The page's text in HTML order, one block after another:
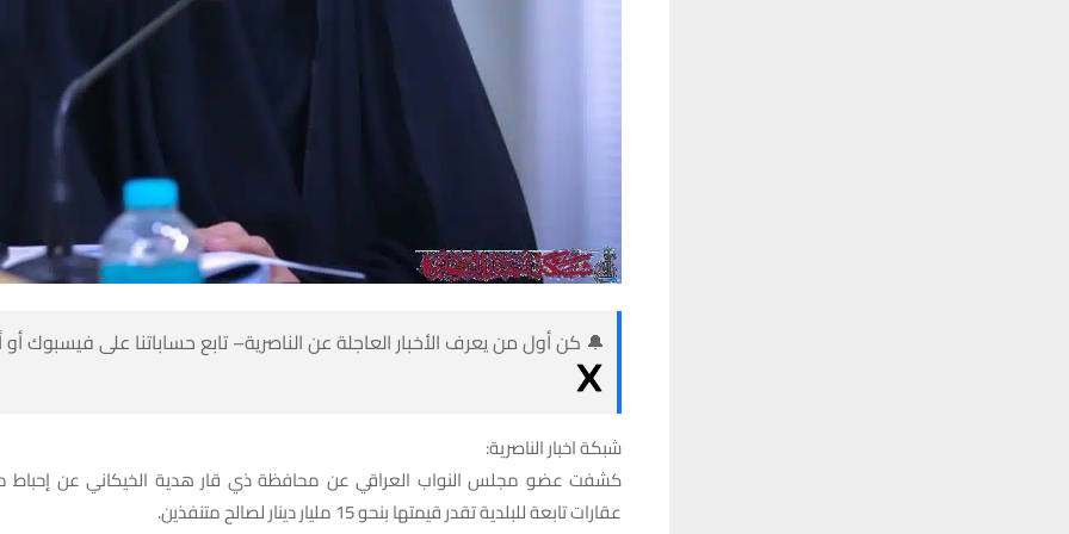
🔔 كن أول من يعرف الأخبار العاجلة عن الناصرية– تابع حساباتنا على فيسبوك
شبكة اخبار الناصرية:
كشفت عضو مجلس النواب العراقي عن محافظة ذي قار هدية الخيكاني عن إحباط
عقارات تابعة للبلدية تقدر قيمتها بنحو 15 مليار دينار لصالح متنفذين.